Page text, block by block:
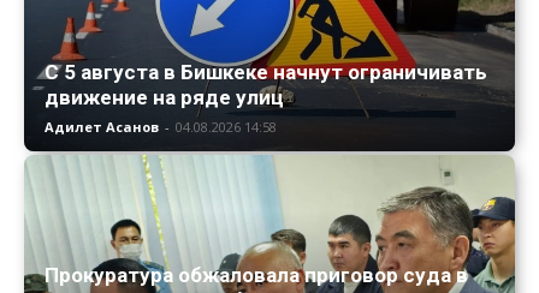
С 5 августа в Бишкеке начнут ограничивать
движение на ряде улиц
Адилет Асанов - 04.08.2026 14:58
Прокуратура обжаловала приговор суда в